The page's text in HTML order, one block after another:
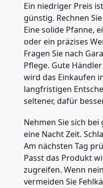
Ein niedriger Preis
günstig. Rechnen
Eine solide Pfanne,
oder ein präzises
Fragen Sie nach
Pflege. Gute
wird das Einkaufen
langfristigen
seltener, dafür
Nehmen Sie sich
eine Nacht Zeit.
Am nächsten Tag
Passt das Produkt
zugreifen. Wenn
vermeiden Sie